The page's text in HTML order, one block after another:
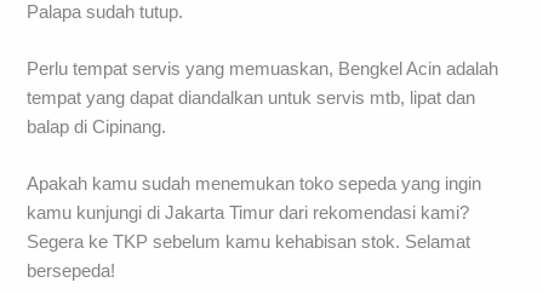
Palapa sudah tutup.
Perlu tempat servis yang memuaskan, Bengkel Acin adalah
tempat yang dapat diandalkan untuk servis mtb, lipat dan
balap di Cipinang.
Apakah kamu sudah menemukan toko sepeda yang ingin
kamu kunjungi di Jakarta Timur dari rekomendasi kami?
Segera ke TKP sebelum kamu kehabisan stok. Selamat
bersepeda!